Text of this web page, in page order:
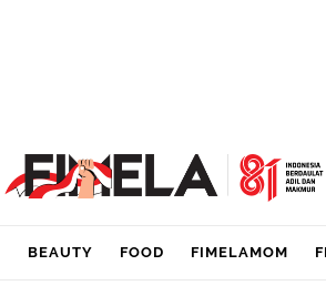
BEAUTY FOOD FIMELAMOM